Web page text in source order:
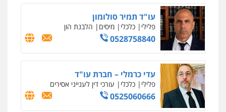
עו"ד תמיר סולומון
פלילי כלכלי מיסים הלבנת הון
0528758840
עדי כרמלי – חברת עו"ד
פלילי כלכלי עורכי דין לענייני אסירים
0525060666